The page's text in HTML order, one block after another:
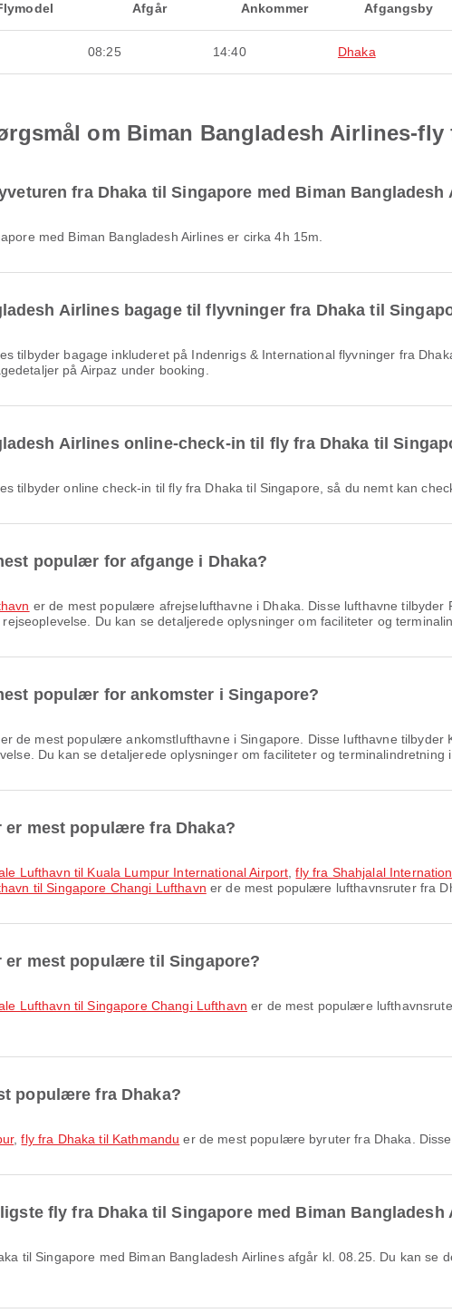
Afgår Ankommer Afgangsby
08:25 14:40 Dhaka
om Biman Bangladesh Airlines-fly
fra Dhaka til Singapore med Biman Bangladesh
med Biman Bangladesh Airlines er cirka 4h 15m.
Airlines bagage til flyvninger fra Dhaka til
på Airpaz under booking.
Airlines online-check-in til fly fra Dhaka til
tilbyder online check-in til fly fra Dhaka til Singapore, så du nemt kan
populær for afgange i Dhaka?
er de mest populære afrejselufthavne i Dhaka. Disse lufthavne
Du kan se detaljerede oplysninger om faciliteter og
populær for ankomster i Singapore?
er de mest populære ankomstlufthavne i Singapore. Disse lufthavne
Du kan se detaljerede oplysninger om faciliteter og terminalindretning i
mest populære fra Dhaka?
Lufthavn til Kuala Lumpur International Airport ,fly fra Shahjalal
til Singapore Changi Lufthavn er de mest populære lufthavnsruter fra
er mest populære til Singapore?
Lufthavn til Singapore Changi Lufthavn er de mest populære
populære fra Dhaka?
,fly fra Dhaka til Kathmandu er de mest populære byruter fra Dhaka.
fly fra Dhaka til Singapore med Biman Bangladesh